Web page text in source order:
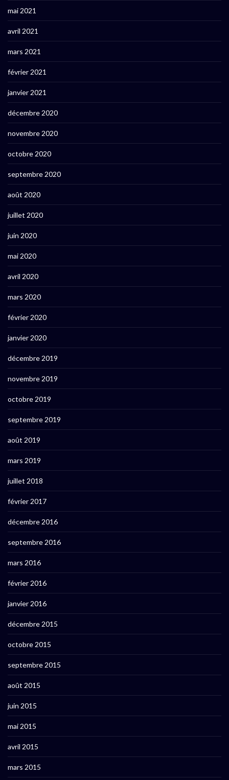
mai 2021
avril 2021
mars 2021
février 2021
janvier 2021
décembre 2020
novembre 2020
octobre 2020
septembre 2020
août 2020
juillet 2020
juin 2020
mai 2020
avril 2020
mars 2020
février 2020
janvier 2020
décembre 2019
novembre 2019
octobre 2019
septembre 2019
août 2019
mars 2019
juillet 2018
février 2017
décembre 2016
septembre 2016
mars 2016
février 2016
janvier 2016
décembre 2015
octobre 2015
septembre 2015
août 2015
juin 2015
mai 2015
avril 2015
mars 2015